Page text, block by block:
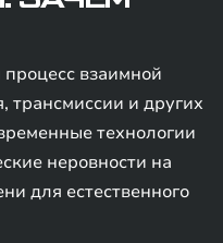
взаимной
трансмиссии и других
технологии
неровности на
для естественного